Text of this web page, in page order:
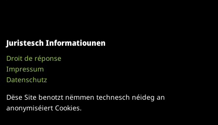
Juristesch Informatiounen
Droit de réponse
Impressum
Datenschutz
Dëse Site benotzt nëmmen technesch néideg an
anonymiséiert Cookies.